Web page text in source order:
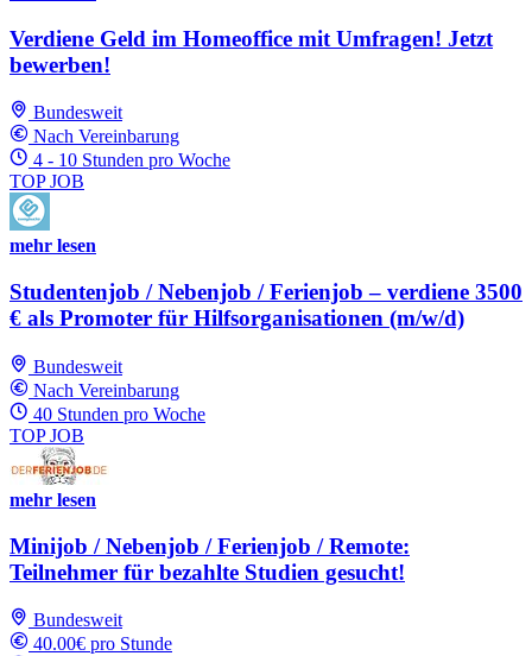
Verdiene Geld im Homeoffice mit Umfragen! Jetzt
bewerben!
Bundesweit
Nach Vereinbarung
4 - 10 Stunden pro Woche
TOP JOB
mehr lesen
Studentenjob / Nebenjob / Ferienjob – verdiene 3500
€ als Promoter für Hilfsorganisationen (m/w/d)
Bundesweit
Nach Vereinbarung
40 Stunden pro Woche
TOP JOB
mehr lesen
Minijob / Nebenjob / Ferienjob / Remote:
Teilnehmer für bezahlte Studien gesucht!
Bundesweit
40.00€ pro Stunde